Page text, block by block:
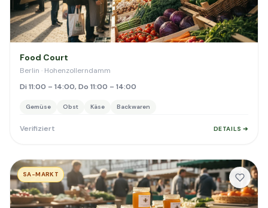
Food Court
Berlin · Hohenzollerndamm
Di 11:00 – 14:00, Do 11:00 – 14:00
Gemüse Obst Käse Backwaren
Verifiziert DETAILS ➔
SA-MARKT